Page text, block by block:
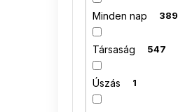
Minden nap 389
Társaság 547
Úszás 1